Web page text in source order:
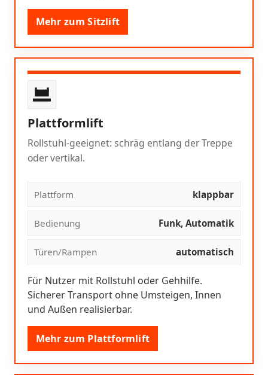
Mehr zum Sitzlift
Plattformlift
Rollstuhl-geeignet: schräg entlang der Treppe
oder vertikal.
Plattform klappbar
Bedienung Funk, Automatik
Türen/Rampen automatisch
Für Nutzer mit Rollstuhl oder Gehhilfe.
Sicherer Transport ohne Umsteigen, Innen
und Außen realisierbar.
Mehr zum Plattformlift